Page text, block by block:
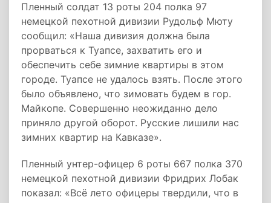
Пленный солдат 13 роты 204 полка 97
немецкой пехотной дивизии Рудольф Мюту
сообщил: «Наша дивизия должна была
прорваться к Туапсе, захватить его и
обеспечить себе зимние квартиры в этом
городе. Туапсе не удалось взять. После этого
было объявлено, что зимовать будем в гор.
Майкопе. Совершенно неожиданно дело
приняло другой оборот. Русские лишили нас
зимних квартир на Кавказе».
Пленный унтер-офицер 6 роты 667 полка 370
немецкой пехотной дивизии Фридрих Лобак
показал: «Всё лето офицеры твердили, что в